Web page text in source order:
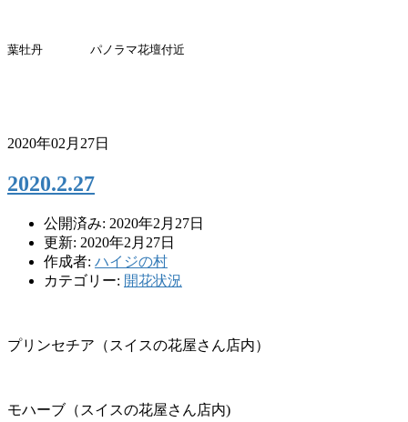
葉牡丹 パノラマ花壇付近
2020年02月27日
2020.2.27
公開済み: 2020年2月27日
更新: 2020年2月27日
作成者: ハイジの村
カテゴリー: 開花状況
プリンセチア（スイスの花屋さん店内）
モハーブ（スイスの花屋さん店内)